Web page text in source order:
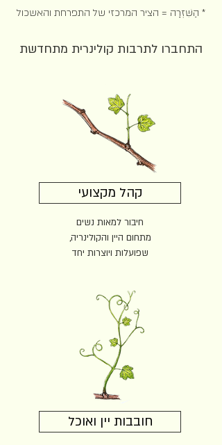
* הַשִּׁזְרָה = הציר המרכזי של התפרחת והאשכול
התחברו לתרבות קולינרית מתחדשת
קהל מקצועי
חיבור למאות נשים
מתחום היין והקולינריה,
שפועלות ויוצרות יחד
חובבות יין ואוכל